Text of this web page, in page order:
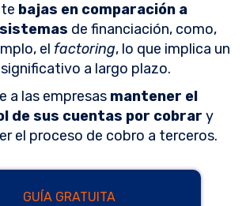
bajas en comparación a
de financiación, como,
el factoring, lo que implica un
a largo plazo.
a las empresas mantener el
de sus cuentas por cobrar y
el proceso de cobro a terceros.
GUÍA GRATUITA